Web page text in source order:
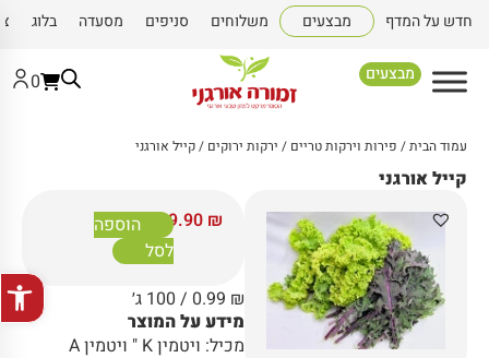
פתח
חדש על המדף מבצעים משלוחים סניפים מסעדה בלוג
מבצעים 0
עמוד הבית/ פירות וירקות טריים / ירקות ירוקים / קייל אורגני
קייל אורגני
9.90 ₪
הוספה
לסל
0.99 ₪
/ 100 ג׳
מידע על המוצר
מכיל: ויטמין K " ויטמין A